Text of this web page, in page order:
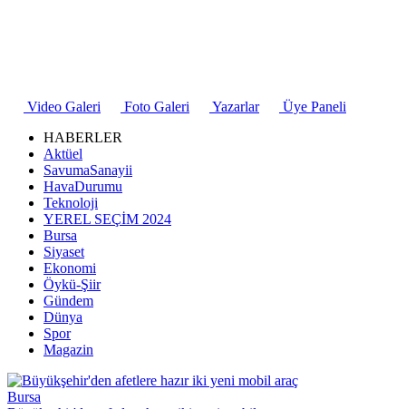
Video Galeri Foto Galeri Yazarlar
Üye Paneli
HABERLER
Aktüel
SavumaSanayii
HavaDurumu
Teknoloji
YEREL SEÇİM 2024
Bursa
Siyaset
Ekonomi
Öykü-Şiir
Gündem
Dünya
Spor
Magazin
Bursa